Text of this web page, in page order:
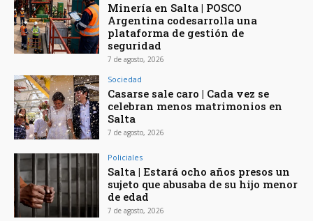
Minería en Salta | POSCO
Argentina codesarrolla una
plataforma de gestión de
seguridad
7 de agosto, 2026
Sociedad
Casarse sale caro | Cada vez se
celebran menos matrimonios en
Salta
7 de agosto, 2026
Policiales
Salta | Estará ocho años presos un
sujeto que abusaba de su hijo menor
de edad
7 de agosto, 2026